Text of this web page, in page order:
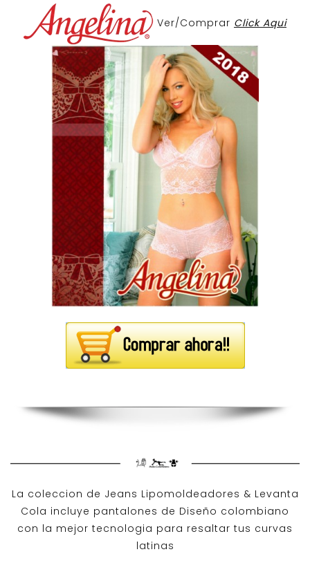
Ver/Comprar Click Aqui
La coleccion de Jeans Lipomoldeadores & Levanta
Cola incluye pantalones de Diseño colombiano
con la mejor tecnologia para resaltar tus curvas
latinas